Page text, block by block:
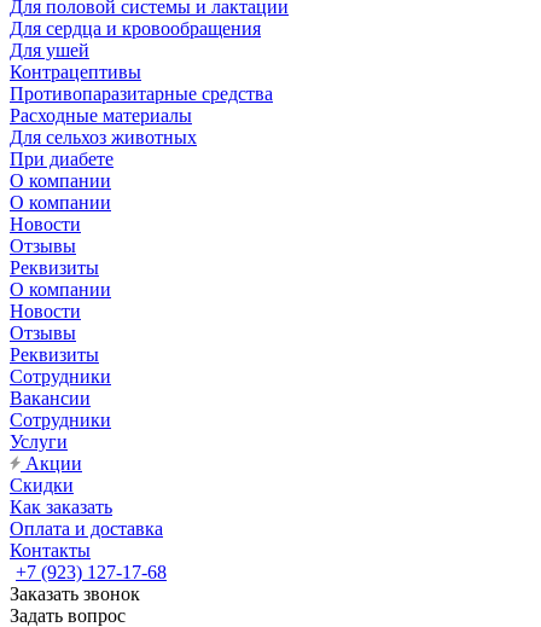
Для половой системы и лактации
Для сердца и кровообращения
Для ушей
Контрацептивы
Противопаразитарные средства
Расходные материалы
Для сельхоз животных
При диабете
О компании
О компании
Новости
Отзывы
Реквизиты
О компании
Новости
Отзывы
Реквизиты
Сотрудники
Вакансии
Сотрудники
Услуги
Акции
Скидки
Как заказать
Оплата и доставка
Контакты
+7 (923) 127-17-68
Заказать звонок
Задать вопрос